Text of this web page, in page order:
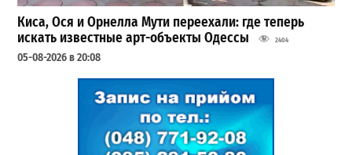
Киса, Ося и Орнелла Мути переехали: где теперь
искать известные арт-объекты Одессы
2404
05-08-2026 в 20:08